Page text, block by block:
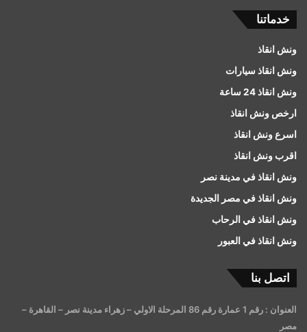
خدماتنا
ونش انقاذ
ونش انقاذ سيارات
ونش انقاذ 24 ساعة
ارخص ونش انقاذ
اسرع ونش انقاذ
اقرب ونش انقاذ
ونش انقاذ في مدينة نصر
ونش انقاذ في مصر الجديدة
ونش انقاذ في الرحاب
ونش انقاذ في العبور
اتصل بنا
العنوان : رقم 1 عمارة رقم 86 المرحلة الاولي – زهراء مدينة نصر – القاهرة –
مصر